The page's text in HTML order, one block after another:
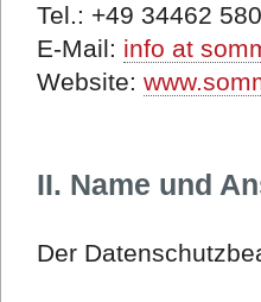
Tel.: +49 34462
E-Mail: info at
Website:
II. Name und
Der